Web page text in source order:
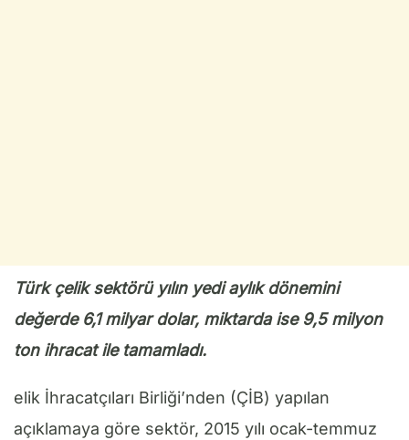
Türk çelik sektörü yılın yedi aylık dönemini
değerde 6,1 milyar dolar, miktarda ise 9,5 milyon
ton ihracat ile tamamladı.
elik İhracatçıları Birliği’nden (ÇİB) yapılan
açıklamaya göre sektör, 2015 yılı ocak-temmuz